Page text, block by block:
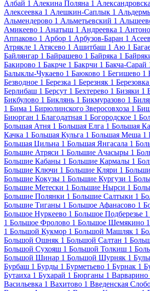
Албай 1 Алекина Поляна 1
Алексеевка 1 Алешкин-Саплык 1
Альмендерово 1 Альметьевский 1
Амикеево 1 Анатыш 1 Андреевка 1
Аппаково 1 Арбор 1 Арбузов-Баран 1
Атрякле 1 Атясево 1 Ашитбаш 1 Аю 1
Байлянгар 1 Байрашево 1 Байряка 1
Бакирово 1 Бакрче 1 Бакрчи 1 Бакча-Сарай
Балыклы-Чукаево 1 Баюково 1 Бегишево 1
Безводное 1 Березка 1 Березняк 1 Березовка
Берлибаш 1 Берсут 1 Бехтерево 1 Бизяки 1
Бикбулово 1 Биклянь 1 Бикмуразово 1
1 Бима 1 Бирюлинского Зверосовхоза 1
Биюрган 1 Благодатная 1 Богородское 1
Большая Атня 1 Большая Елга 1 Большая
Качка 1 Большая Кульга 1 Большая Меша 1
Большая Цильна 1 Большая Янгасала 1
Большие Атряси 1 Большие Ачасыры 1
Большие Кабаны 1 Большие Кармалы 1
Большие Ключи 1 Большие Кляри 1
Большие Кокузы 1 Большие Кургузи 1
Большие Метески 1 Большие Нырси 1
Большие Полянки 1 Большие Салтыки 1
Большие Тиганы 1 Большое Афанасово 1
Большое Нуркеево 1 Большое Подберезье 1
1 Большое Фролово 1 Большое Шемякино 1
1 Большой Кукмор 1 Большой Машляк 1
Большой Ошняк 1 Большой Салтан 1
Большой Сухояш 1 Большой Толкиш 1
Большой Шинар 1 Большой Шурняк 1
Бурбаш 1 Бурды 1 Бурметьево 1 Бурнак 1
Бутаиха 1 Бухарай 1 Бюрганы 1 Варварино
Васильевка 1 Вахитово 1 Введенская